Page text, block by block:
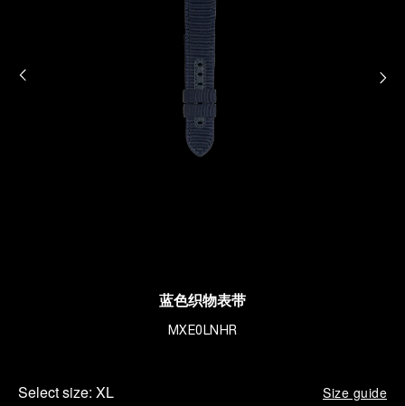
蓝色织物表带
MXE0LNHR
Select size: XL Size guide